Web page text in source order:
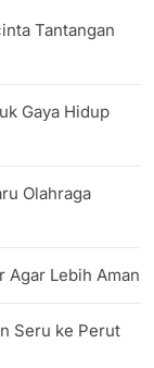
Tantangan
Gaya Hidup
Olahraga
Agar Lebih Aman
Seru ke Perut